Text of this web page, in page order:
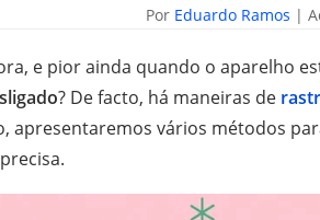
Por Eduardo Ramos |
e pior ainda quando o aparelho
? De facto, há maneiras de
apresentaremos vários métodos